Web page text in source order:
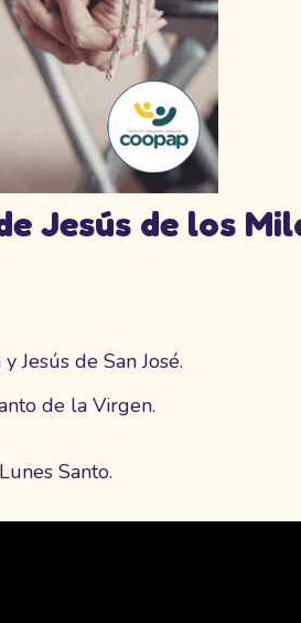
Jesús de los
Jesús de San José.
de la Virgen.
Santo.